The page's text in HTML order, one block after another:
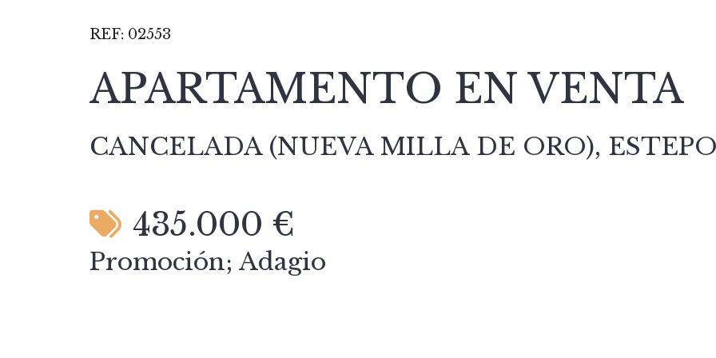
REF: 02553
APARTAMENTO EN VENTA
CANCELADA (NUEVA MILLA DE ORO),
435.000 €
Promoción; Adagio